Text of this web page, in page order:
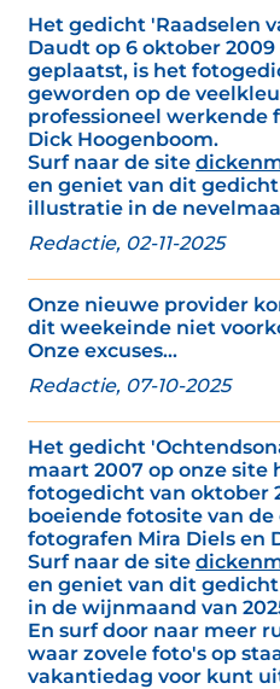
Het gedicht 'Raadselen
Daudt op 6 oktober
geplaatst, is het
geworden op de
professioneel werkende
Dick Hoogenboom.
Surf naar de site
en geniet van dit
illustratie in de
Redactie, 02-11-2025
Onze nieuwe provider
dit weekeinde niet
Onze excuses...
Redactie, 07-10-2025
Het gedicht
maart 2007 op onze site
fotogedicht van oktober
boeiende fotosite van
fotografen Mira Diels en
Surf naar de site
en geniet van dit
in de wijnmaand van
En surf door naar meer
waar zovele foto's op
vakantiedag voor kunt